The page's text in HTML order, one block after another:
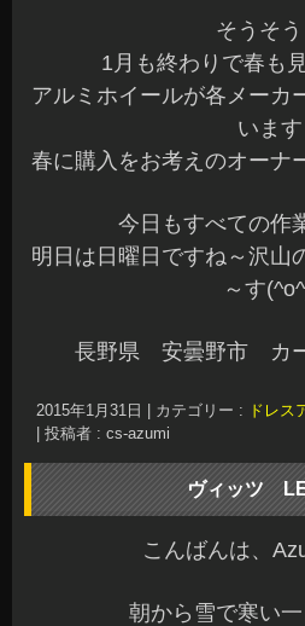
そうそう
1月も終わりで春も
アルミホイールが各メーカ
います
春に購入をお考えのオー
今日もすべての作
明日は日曜日ですね～沢山
～す
長野県 安曇野市 カー
2015年1月31日 カテゴリー : ドレス
投稿者 : cs-azumi
ヴィッツ
こんばんは、
朝から雪で寒い